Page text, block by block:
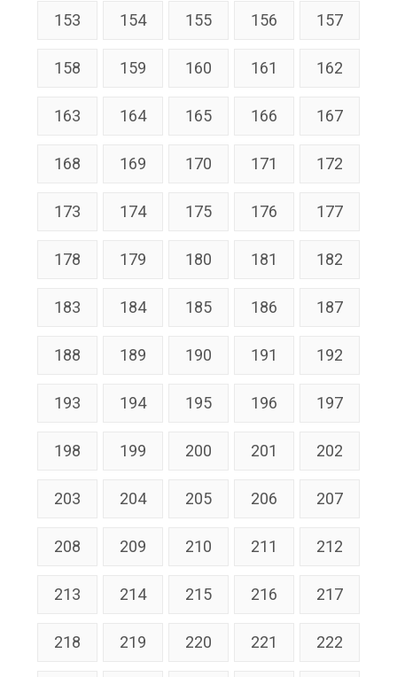
153 154 155 156 157
158 159 160 161 162
163 164 165 166 167
168 169 170 171 172
173 174 175 176 177
178 179 180 181 182
183 184 185 186 187
188 189 190 191 192
193 194 195 196 197
198 199 200 201 202
203 204 205 206 207
208 209 210 211 212
213 214 215 216 217
218 219 220 221 222